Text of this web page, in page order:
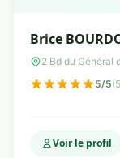
Brice
2 Bd du Général
5/5
Voir le profil